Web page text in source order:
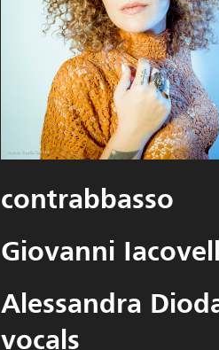
contrabbasso
Giovanni
Alessandra
vocals